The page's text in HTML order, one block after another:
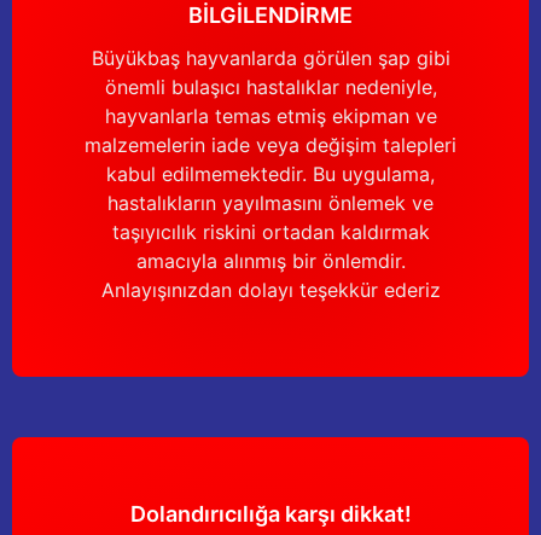
Gönder
BİLGİLENDİRME
Büyükbaş hayvanlarda görülen şap gibi
önemli bulaşıcı hastalıklar nedeniyle,
hayvanlarla temas etmiş ekipman ve
malzemelerin iade veya değişim talepleri
kabul edilmemektedir. Bu uygulama,
hastalıkların yayılmasını önlemek ve
taşıyıcılık riskini ortadan kaldırmak
amacıyla alınmış bir önlemdir.
Anlayışınızdan dolayı teşekkür ederiz
Dolandırıcılığa karşı dikkat!